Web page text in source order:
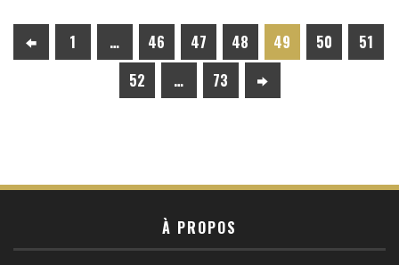
1 … 46 47 48 49 50
51
52
… 73
À PROPOS